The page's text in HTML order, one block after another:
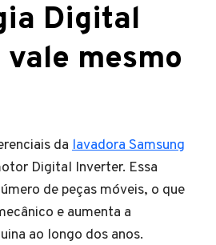
Digital
mesmo
da lavadora Samsung
Digital Inverter. Essa
de peças móveis, o que
e aumenta a
ao longo dos anos.